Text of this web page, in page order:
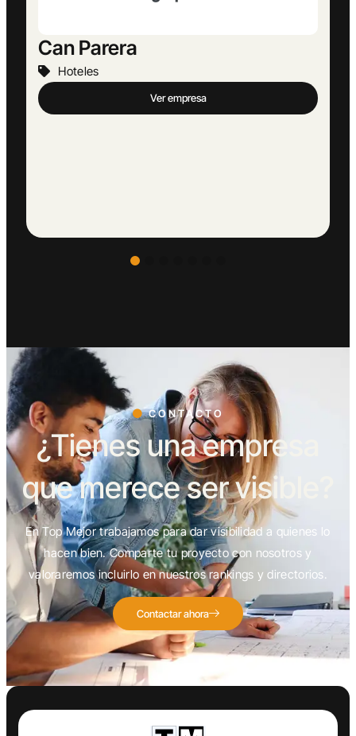
Europeu Parets de Baix
Hoteles
Ver empresa
CONTACTO
¿Tienes una empresa
que merece ser visible?
En Top Mejor trabajamos para dar visibilidad a quienes lo
hacen bien. Comparte tu proyecto con nosotros y
valoraremos incluirlo en nuestros rankings y directorios.
Contactar ahora